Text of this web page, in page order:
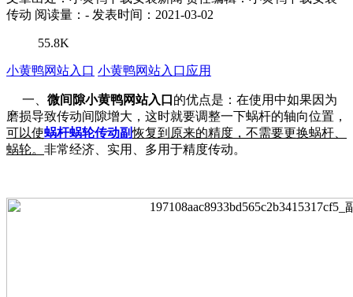
传动 阅读量： - 发表时间：2021-03-02
55.8K
小黄鸭网站入口 小黄鸭网站入口应用
一、 微间隙小黄鸭网站入口 的优点是：在使用中如果因为
磨损导致传动间隙增大，这时就要调整一下蜗杆的轴向位置，
可以使蜗杆蜗轮传动副恢复到原来的精度，不需要更换蜗杆、
蜗轮。 非常经济、实用、多用于精度传动。